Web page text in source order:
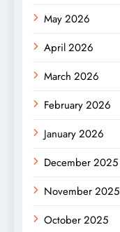
May 2026
April 2026
March 2026
February 2026
January 2026
December 2025
November 2025
October 2025